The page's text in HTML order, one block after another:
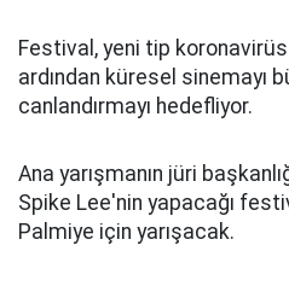
Festival, yeni tip koronavirüs
ardından küresel sinemayı
canlandırmayı hedefliyor.
Ana yarışmanın jüri
Spike Lee'nin yapacağı
Palmiye için yarışacak.